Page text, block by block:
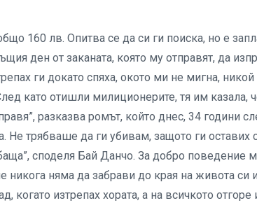
160 лв. Опитва се да си ги поиска, но е
ден от заканата, която му отправят, да
ги докато спяха, окото ми не мигна,
като отишли милиционерите, тя им казала,
разказва ромът, който днес, 34 години
Не трябваше да ги убивам, защото ги оставих
споделя Бай Данчо. За добро поведение
никога няма да забрави до края на живота си
изтрепах хората, а на всичкото отгоре